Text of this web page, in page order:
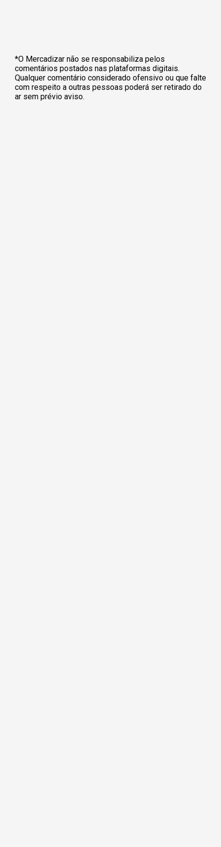
*O Mercadizar não se responsabiliza pelos
comentários postados nas plataformas digitais.
Qualquer comentário considerado ofensivo ou que falte
com respeito a outras pessoas poderá ser retirado do
ar sem prévio aviso.